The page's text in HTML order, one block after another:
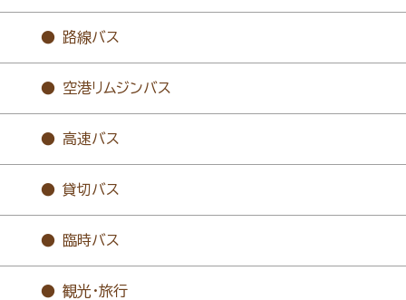
路線バス
空港リムジンバス
高速バス
貸切バス
臨時バス
観光・旅行